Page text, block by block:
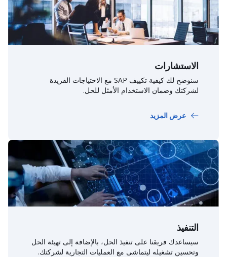
الاستشارات
سنوضح لك كيفية تكييف SAP مع الاحتياجات الفريدة
لشركتك وضمان الاستخدام الأمثل للحل.
عرض المزيد
التنفيذ
سيساعدك فريقنا على تنفيذ الحل، بالإضافة إلى تهيئة الحل
وتحسين تشغيله ليتماشى مع العمليات التجارية لشركتك.